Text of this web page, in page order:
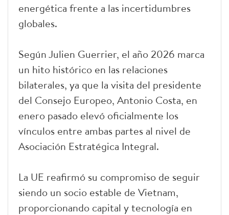
energética frente a las incertidumbres
globales.
Según Julien Guerrier, el año 2026 marca
un hito histórico en las relaciones
bilaterales, ya que la visita del presidente
del Consejo Europeo, Antonio Costa, en
enero pasado elevó oficialmente los
vínculos entre ambas partes al nivel de
Asociación Estratégica Integral.
La UE reafirmó su compromiso de seguir
siendo un socio estable de Vietnam,
proporcionando capital y tecnología en